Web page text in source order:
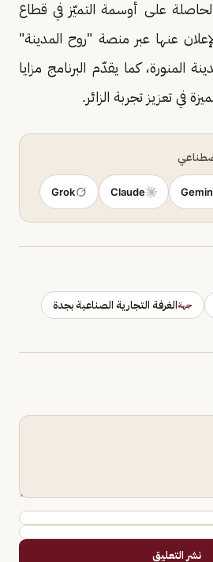
على أوسمة التميّز في قطاع
عنها عبر منصة "روح المدينة"
المنورة، كما يقدّم البرنامج مزايا
في تعزيز تجربة الزائر.
Claude
Grok
جهةالغرفة التجارية الصناعية بجدة
نشر التعليق